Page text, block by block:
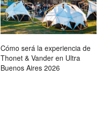
Cómo será la experiencia de
Thonet & Vander en Ultra
Buenos Aires 2026